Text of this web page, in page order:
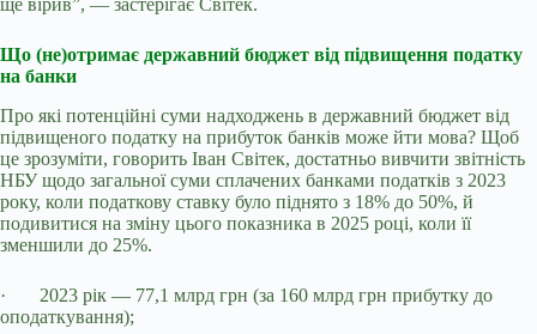
ще вірив”, — застерігає Світек.
Що (не)отримає державний бюджет від підвищення податку
на банки
Про які потенційні суми надходжень в державний бюджет від
підвищеного податку на прибуток банків може йти мова? Щоб
це зрозуміти, говорить Іван Світек, достатньо вивчити звітність
НБУ щодо загальної суми сплачених банками податків з 2023
року, коли податкову ставку було піднято з 18% до 50%, й
подивитися на зміну цього показника в 2025 році, коли її
зменшили до 25%.
·
2023 рік — 77,1 млрд грн (за 160 млрд грн прибутку до
оподаткування);